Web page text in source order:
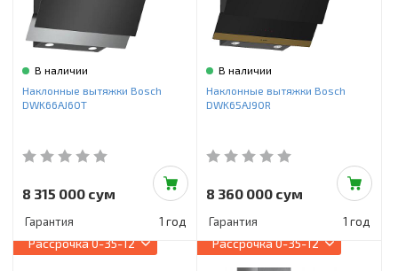
В наличии
Наклонные вытяжки Bosch
DWK66AJ60T
8 315 000 сум
Гарантия 1 год
В наличии
Наклонные вытяжки Bosch
DWK65AJ90R
8 360 000 сум
Гарантия 1 год
Рассрочка0-35-12 Рассрочка0-35-12